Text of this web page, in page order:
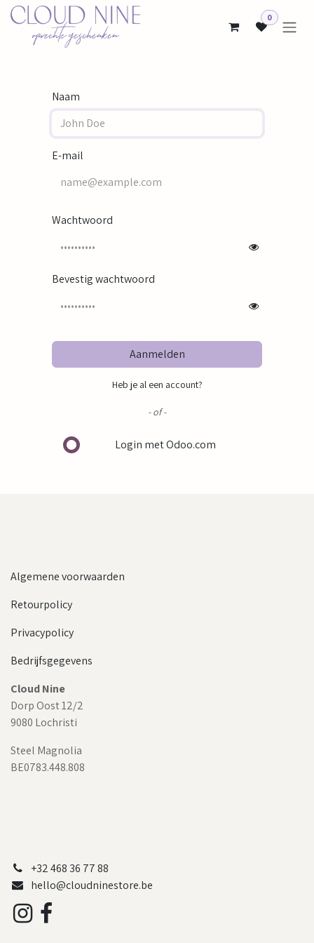
Overslaan naar inhoud
0
Naam
E-mail
Wachtwoord
Bevestig wachtwoord
Aanmelden
Heb je al een account?
- of -
Login met Odoo.com
Algemene voorwaarden
Retourpolicy
Privacypolicy
Bedrijfsgegevens
Cloud Nine
Dorp Oost 12/2
9080 Lochristi
Steel Magnolia
BE0783.448.808
+32 468 36 77 88
hello@cloudninestore.be